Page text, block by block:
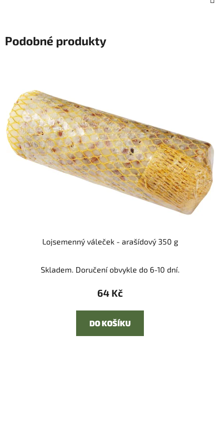
Podobné produkty
Lojsemenný váleček - arašídový 350 g
Skladem. Doručení obvykle do 6-10 dní.
64 Kč
DO KOŠÍKU